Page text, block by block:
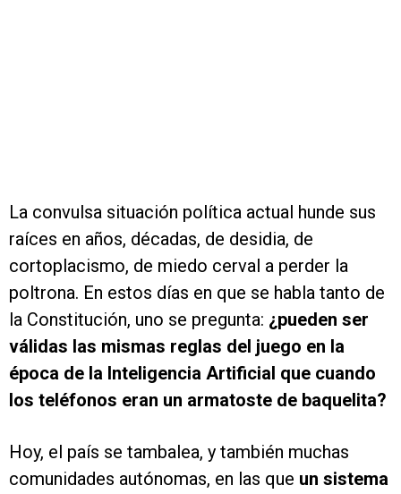
La convulsa situación política actual hunde sus
raíces en años, décadas, de desidia, de
cortoplacismo, de miedo cerval a perder la
poltrona. En estos días en que se habla tanto de
la Constitución, uno se pregunta: ¿pueden ser
válidas las mismas reglas del juego en la
época de la Inteligencia Artificial que cuando
los teléfonos eran un armatoste de baquelita?
Hoy, el país se tambalea, y también muchas
comunidades autónomas, en las que un sistema